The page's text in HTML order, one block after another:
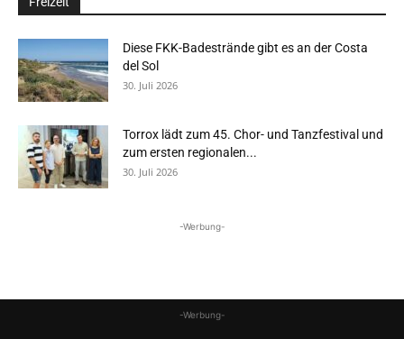
Diese FKK-Badestrände gibt es an der Costa
del Sol
30. Juli 2026
Torrox lädt zum 45. Chor- und Tanzfestival und
zum ersten regionalen...
30. Juli 2026
-Werbung-
-Werbung-